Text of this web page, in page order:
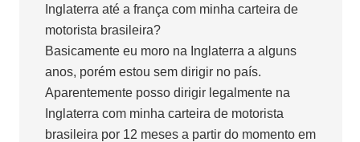
Inglaterra até a frança com minha carteira de
motorista brasileira?
Basicamente eu moro na Inglaterra a alguns
anos, porém estou sem dirigir no país.
Aparentemente posso dirigir legalmente na
Inglaterra com minha carteira de motorista
brasileira por 12 meses a partir do momento em